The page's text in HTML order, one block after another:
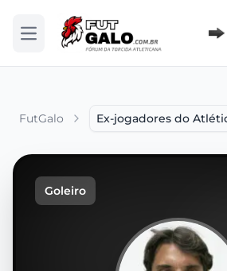
Abrir menu
FutGalo Ex-jogadores do
Goleiro